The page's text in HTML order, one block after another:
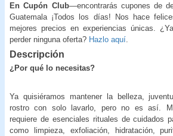
En Cupón Club—encontrarás cupones de
Guatemala ¡Todos los días! Nos hace
mejores precios en experiencias únicas.
perder ninguna oferta? Hazlo aquí
Descripción
¿Por qué lo necesitas?
Ya quisiéramos mantener la belleza,
rostro con solo lavarlo, pero no es así.
requiere de esenciales rituales de cuidados
como limpieza, exfoliación, hidratación,